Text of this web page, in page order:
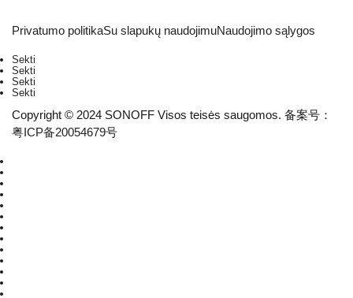
Privatumo politikaSu slapukų naudojimuNaudojimo sąlygos
Sekti
Sekti
Sekti
Sekti
Copyright © 2024 SONOFF Visos teisės saugomos. 备案号：
粤ICP备20054679号